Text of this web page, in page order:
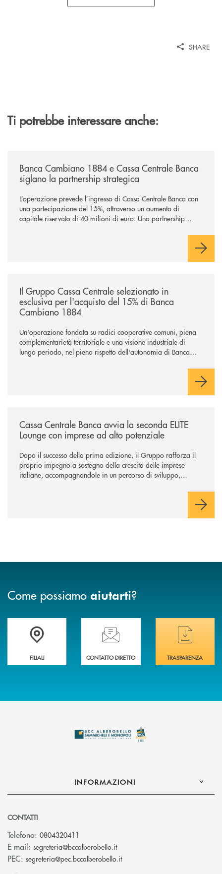
SHARE
Ti potrebbe interessare anche:
Banca Cambiano 1884 e Cassa Centrale Banca
siglano la partnership strategica
L’operazione prevede l’ingresso di Cassa Centrale Banca con
una partecipazione del 15%, attraverso un aumento di
capitale riservato di 40 milioni di euro. Una partnership
comuni e sulla prossimità ai territori, per ampliare l’offerta e
Il Gruppo Cassa Centrale selezionato in
esclusiva per l'acquisto del 15% di Banca
Cambiano 1884
Un'operazione fondata su radici cooperative comuni, piena
complementarietà territoriale e una visione industriale di
lungo periodo, nel pieno rispetto dell'autonomia di Banca
negoziazione esclusiva per la finalizzazione dell’operazione.
Cassa Centrale Banca avvia la seconda ELITE
Lounge con imprese ad alto potenziale
Dopo il successo della prima edizione, il Gruppo rafforza il
proprio impegno a sostegno della crescita delle imprese
italiane, accompagnandole in un percorso di sviluppo,
Come possiamo aiutarti?
Trova la filiale più vicina a te
FILIALI
Hai bisogno di assistenza immediata ?
CONTATTO DIRETTO
Hai bisogno di
TRASPARENZA
INFORMAZIONI
CONTATTI
Telefono: 0804320411
E-mail: segreteria@bccalberobello.it(si apre l’app di posta
PEC: segreteria@pec.bccalberobello.it(si apre l’app di posta